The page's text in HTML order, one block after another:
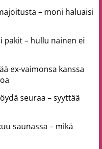
– moni haluaisi
pakit – hullu nainen ei
ex-vaimonsa kanssa
seuraa – syyttää
saunassa – mikä